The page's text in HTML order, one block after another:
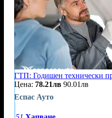
ГТП: Годишен технически
Цена: 78.21лв 90.01лв
Еспас Ауто